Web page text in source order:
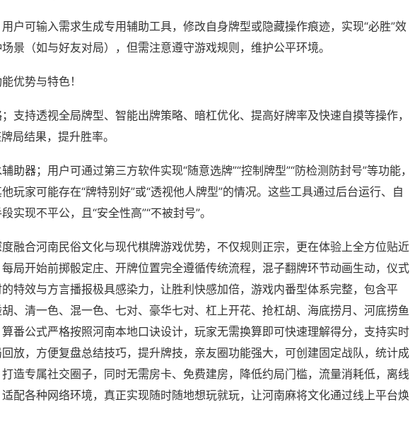
户可输入需求生成专用辅助工具，修改自身牌型或隐藏操作痕迹，实现“必胜”效
景（如与好友对局），但需注意遵守游戏规则，维护公平环境。
优势与特色！
支持透视全局牌型、智能出牌策略、暗杠优化、提高好牌率及快速自摸等操作，
局结果，提升胜率。
助器；用户可通过第三方软件实现“随意选牌”“控制牌型”“防检测防封号”等功能，
玩家可能存在“牌特别好”或“透视他人牌型”的情况。这些工具通过后台运行、自
实现不平公，且“安全性高”“不被封号”。
融合河南民俗文化与现代棋牌游戏优势，不仅规则正宗，更在体验上全方位贴近
局开始前掷骰定庄、开牌位置完全遵循传统流程，混子翻牌环节动画生动，仪式
特效与方言播报极具感染力，让胜利快感加倍，游戏内番型体系完整，包含平
、清一色、混一色、七对、豪华七对、杠上开花、抢杠胡、海底捞月、河底捞鱼
番公式严格按照河南本地口诀设计，玩家无需换算即可快速理解得分，支持实时
放，方便复盘总结技巧，提升牌技，亲友圈功能强大，可创建固定战队，统计成
造专属社交圈子，同时无需房卡、免费建房，降低约局门槛，流量消耗低，离线
配各种网络环境，真正实现随时随地想玩就玩，让河南麻将文化通过线上平台焕